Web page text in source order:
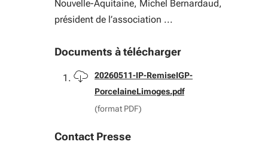
Nouvelle-Aquitaine, Michel Bernardaud,
président de l’association ...
Documents à télécharger
Télécharger
20260511-IP-RemiseIGP-
PorcelaineLimoges.pdf
(format PDF)
Contact Presse